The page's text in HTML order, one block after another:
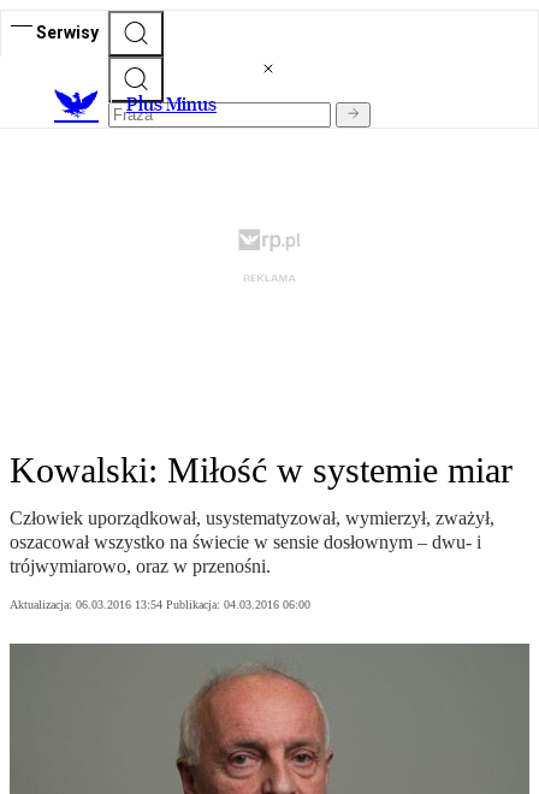
Serwisy
Plus Minus
Kowalski: Miłość w systemie miar
Człowiek uporządkował, usystematyzował, wymierzył, zważył,
oszacował wszystko na świecie w sensie dosłownym – dwu- i
trójwymiarowo, oraz w przenośni.
Aktualizacja: 06.03.2016 13:54 Publikacja: 04.03.2016 06:00